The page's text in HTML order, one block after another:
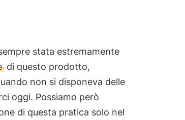
stata estremamente
di questo prodotto,
non si disponeva delle
oggi. Possiamo però
di questa pratica solo nel